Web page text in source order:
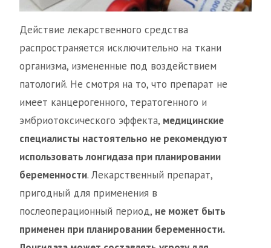
Действие лекарственного средства
распространяется исключительно на ткани
организма, измененные под воздействием
патологий. Не смотря на то, что препарат не
имеет канцерогенного, тератогенного и
эмбриотоксического эффекта, медицинские
специалисты настоятельно не рекомендуют
использовать лонгидаза при планировании
беременности. Лекарственный препарат,
пригодный для применения в
послеоперационный период, не может быть
применен при планировании беременности.